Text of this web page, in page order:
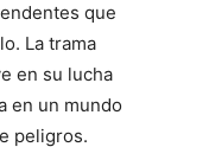
que
La trama
en su lucha
en un mundo
peligros.